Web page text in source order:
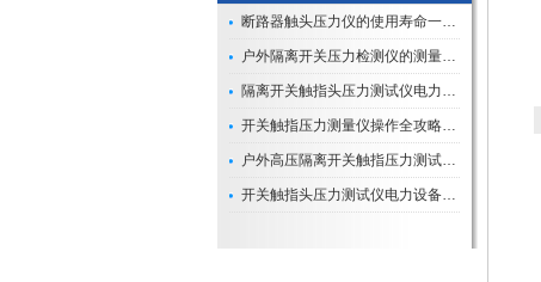
断路器触头压力仪的使用寿命一般是多久？
户外隔离开关压力检测仪的测量数据如何与GIS系统对接实现智能化运维？
隔离开关触指头压力测试仪电力系统安全运行的“定海神针”
开关触指压力测量仪操作全攻略：从准备到精准测量的实战指南
户外高压隔离开关触指压力测试仪的作用与价值
开关触指头压力测试仪电力设备安全的“隐形守护者”